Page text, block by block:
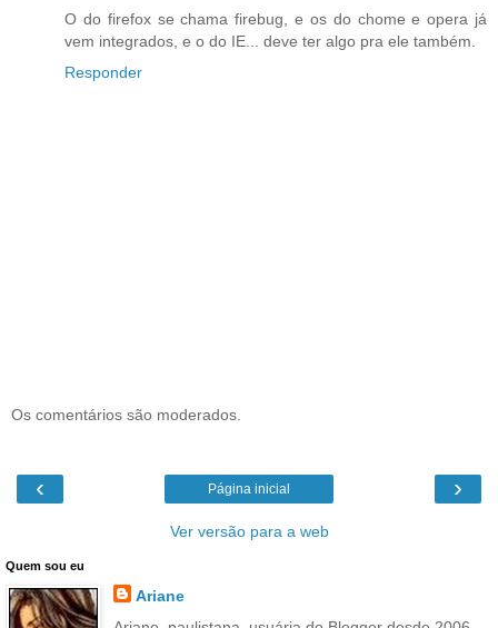
O do firefox se chama firebug, e os do chome e opera já
vem integrados, e o do IE... deve ter algo pra ele também.
Responder
Os comentários são moderados.
‹ ›
Página inicial
Ver versão para a web
Quem sou eu
Ariane